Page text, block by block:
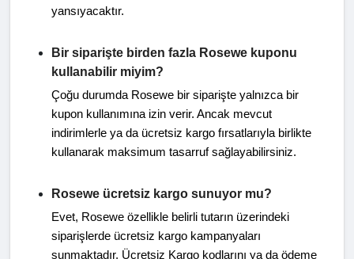
yansıyacaktır.
Bir siparişte birden fazla Rosewe kuponu
kullanabilir miyim?
Çoğu durumda Rosewe bir siparişte yalnızca bir
kupon kullanımına izin verir. Ancak mevcut
indirimlerle ya da ücretsiz kargo fırsatlarıyla birlikte
kullanarak maksimum tasarruf sağlayabilirsiniz.
Rosewe ücretsiz kargo sunuyor mu?
Evet, Rosewe özellikle belirli tutarın üzerindeki
siparişlerde ücretsiz kargo kampanyaları
sunmaktadır. Ücretsiz Kargo kodlarını ya da ödeme